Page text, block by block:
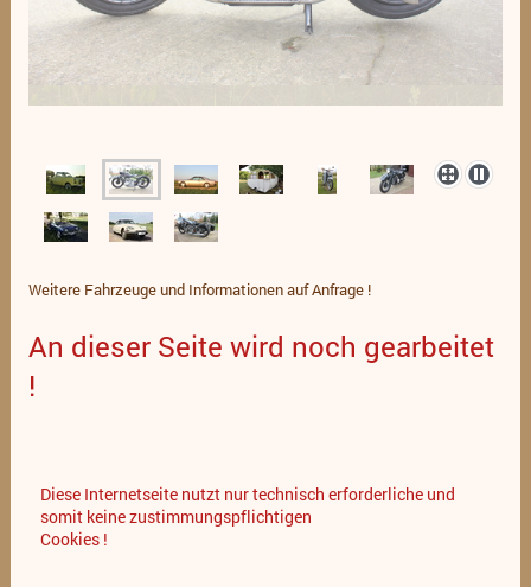
Weitere Fahrzeuge und Informationen auf Anfrage !
An dieser Seite wird noch gearbeitet
!
Diese Internetseite nutzt nur technisch erforderliche und
somit keine zustimmungspflichtigen
Cookies !